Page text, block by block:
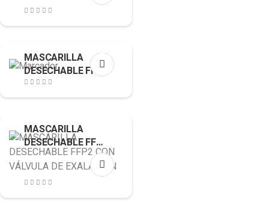
MASCARILLA
DESECHABLE FFP3
CON VÁLVULA DE
EXHALACIÓN
MASCARILLA
DESECHABLE FFP2
CON VÁLVULA DE
EXALACIÓN